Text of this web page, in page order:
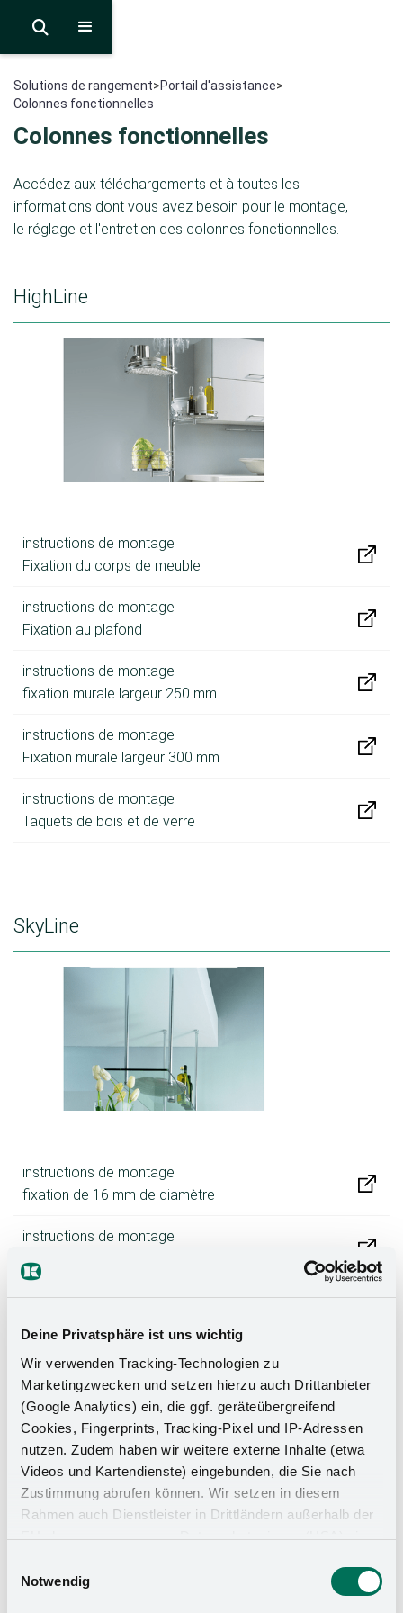
Deine Privatsphäre ist uns wichtig
Wir verwenden Tracking-Technologien zu
Marketingzwecken und setzen hierzu auch Drittanbieter
(Google Analytics) ein, die ggf. geräteübergreifend
Cookies, Fingerprints, Tracking-Pixel und IP-Adressen
nutzen. Zudem haben wir weitere externe Inhalte (etwa
Videos und Kartendienste) eingebunden, die Sie nach
Zustimmung abrufen können. Wir setzen in diesem
Rahmen auch Dienstleister in Drittländern außerhalb der
EU ohne angemessenes Datenschutzniveau (USA) ein,
zu Sicherheits- und Überwachungszwecken zugreifen,
Notwendig

Solutions de rangement>Portail d'assistance>
Colonnes fonctionnelles
Colonnes fonctionnelles
Accédez aux téléchargements et à toutes les
informations dont vous avez besoin pour le montage,
le réglage et l'entretien des colonnes fonctionnelles.
HighLine
instructions de montage
Fixation du corps de meuble
instructions de montage
Fixation au plafond
instructions de montage
fixation murale largeur 250 mm
instructions de montage
Fixation murale largeur 300 mm
instructions de montage
Taquets de bois et de verre
SkyLine
instructions de montage
fixation de 16 mm de diamètre
instructions de montage
fixation de 25 mm de diamètre
TableLine